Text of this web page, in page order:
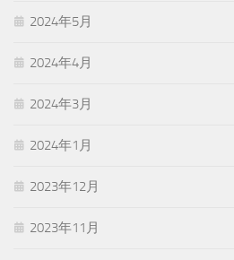
2024年5月
2024年4月
2024年3月
2024年1月
2023年12月
2023年11月